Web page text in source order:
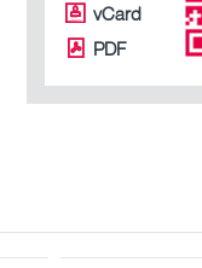
vCard
PDF